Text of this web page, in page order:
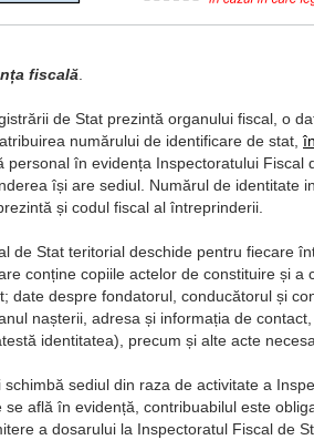
fiscală.
de Stat prezintă organului fiscal, o
numărului de identificare de stat,
personal în evidența Inspectoratului Fiscal
își are sediul. Numărul de identitate
și codul fiscal al întreprinderii.
de Stat teritorial deschide pentru fiecare
conține copiile actelor de constituire și a
date despre fondatorul, conducătorul și
nașterii, adresa și informația de
identitatea), precum și alte acte
sediul din raza de activitate a
se află în evidență, contribuabilul este
a dosarului la Inspectoratul Fiscal de